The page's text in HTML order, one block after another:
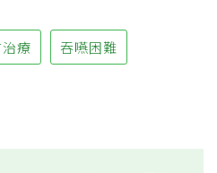
療 吞嚥困難